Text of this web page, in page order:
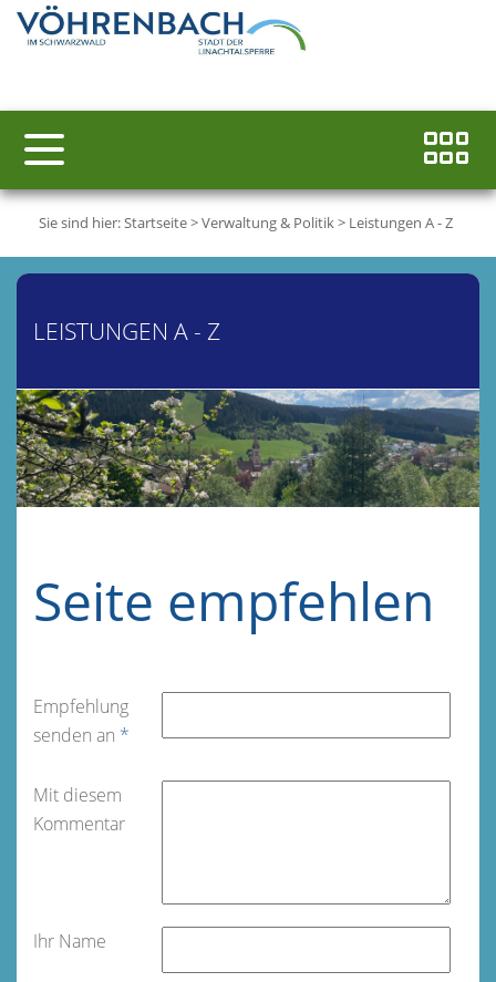
Sie sind hier:Startseite>Verwaltung & Politik> Leistungen A - Z
LEISTUNGEN A - Z
Seite empfehlen
Empfehlung
senden an *
Mit diesem
Kommentar
Ihr Name